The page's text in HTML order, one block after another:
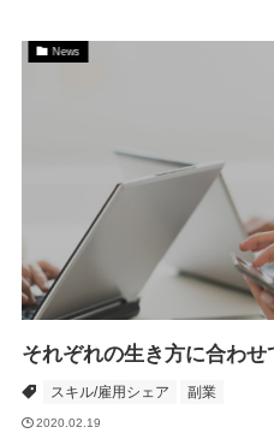
News
それぞれの生き方に合わ
スキル/雇用シェア 副業
2020.02.19